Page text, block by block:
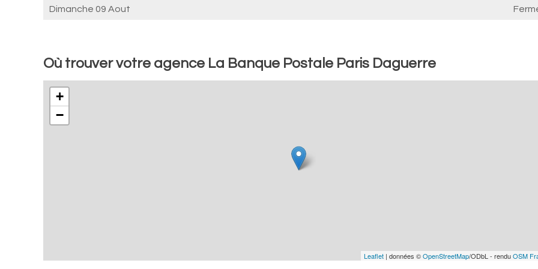
Dimanche 09 Aout
Où trouver votre agence La Banque Postale Paris Daguerre
+
−
Leaflet | données ©OpenStreetMap/ODbL - renduOSM